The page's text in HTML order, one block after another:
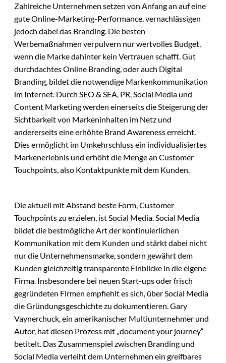
Zahlreiche Unternehmen setzen von Anfang an auf eine
gute Online-Marketing-Performance, vernachlässigen
jedoch dabei das Branding. Die besten
Werbemaßnahmen verpulvern nur wertvolles Budget,
wenn die Marke dahinter kein Vertrauen schafft. Gut
durchdachtes Online Branding, oder auch Digital
Branding, bildet die notwendige Markenkommunikation
im Internet. Durch SEO & SEA, PR, Social Media und
Content Marketing werden einerseits die Steigerung der
Sichtbarkeit von Markeninhalten im Netz und
andererseits eine erhöhte Brand Awareness erreicht.
Dies ermöglicht im Umkehrschluss ein individualisiertes
Markenerlebnis und erhöht die Menge an Customer
Touchpoints, also Kontaktpunkte mit dem Kunden.
Die aktuell mit Abstand beste Form, Customer
Touchpoints zu erzielen, ist Social Media. Social Media
bildet die bestmögliche Art der kontinuierlichen
Kommunikation mit dem Kunden und stärkt dabei nicht
nur die Unternehmensmarke, sondern gewährt dem
Kunden gleichzeitig transparente Einblicke in die eigene
Firma. Insbesondere bei neuen Start-ups oder frisch
gegründeten Firmen empfiehlt es sich, über Social Media
die Gründungsgeschichte zu dokumentieren. Gary
Vaynerchuck, ein amerikanischer Multiunternehmer und
Autor, hat diesen Prozess mit „document your journey“
betitelt. Das Zusammenspiel zwischen Branding und
Social Media verleiht dem Unternehmen ein greifbares